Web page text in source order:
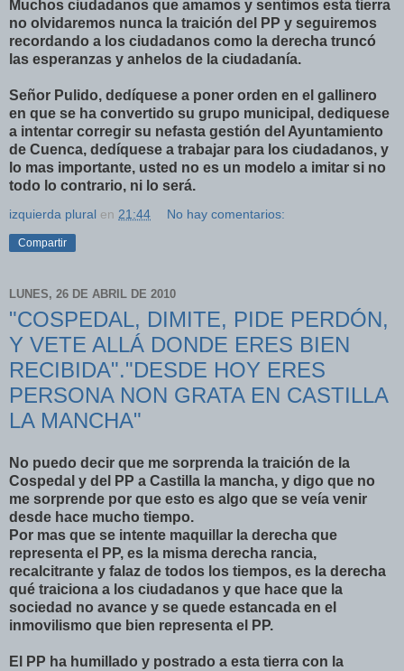
Muchos ciudadanos que amamos y sentimos esta tierra
no olvidaremos nunca la traición del PP y seguiremos
recordando a los ciudadanos como la derecha truncó
las esperanzas y anhelos de la ciudadanía.
Señor Pulido, dedíquese a poner orden en el gallinero
en que se ha convertido su grupo municipal, dediquese
a intentar corregir su nefasta gestión del Ayuntamiento
de Cuenca, dedíquese a trabajar para los ciudadanos, y
lo mas importante, usted no es un modelo a imitar si no
todo lo contrario, ni lo será.
izquierda plural en 21:44 No hay comentarios:
Compartir
LUNES, 26 DE ABRIL DE 2010
"COSPEDAL, DIMITE, PIDE PERDÓN,
Y VETE ALLÁ DONDE ERES BIEN
RECIBIDA"."DESDE HOY ERES
PERSONA NON GRATA EN CASTILLA
LA MANCHA"
No puedo decir que me sorprenda la traición de la
Cospedal y del PP a Castilla la mancha, y digo que no
me sorprende por que esto es algo que se veía venir
desde hace mucho tiempo.
Por mas que se intente maquillar la derecha que
representa el PP, es la misma derecha rancia,
recalcitrante y falaz de todos los tiempos, es la derecha
qué traiciona a los ciudadanos y que hace que la
sociedad no avance y se quede estancada en el
inmovilismo que bien representa el PP.
El PP ha humillado y postrado a esta tierra con la